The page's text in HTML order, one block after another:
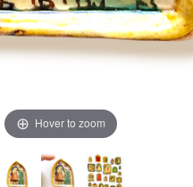
Hover to zoom